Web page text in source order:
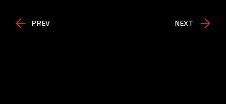
PREV NEXT